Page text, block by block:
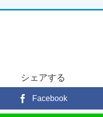
シェアする
Facebook